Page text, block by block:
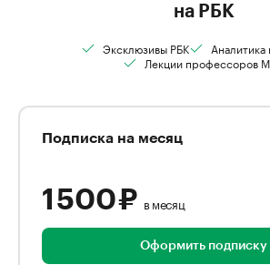
на РБК
Эксклюзивы РБК
Лекции профессоров
Подписка на месяц
1 500 ₽ в месяц
Оформить подписку